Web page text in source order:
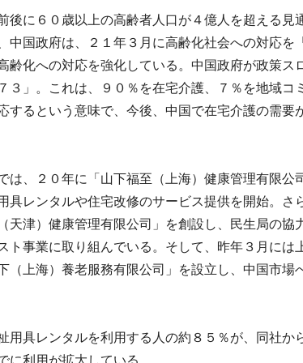
に６０歳以上の高齢者人口が４億人を超える見
中国政府は、２１年３月に高齢化社会への対応を
齢化への対応を強化している。中国政府が政策ス
３」。これは、９０％を在宅介護、７％を地域コ
するという意味で、今後、中国で在宅介護の需要
、２０年に「山下福至（上海）健康管理有限公
具レンタルや住宅改修のサービス提供を開始。さ
天津）健康管理有限公司」を創設し、民生局の協
ト事業に取り組んでいる。そして、昨年３月には
（上海）養老服務有限公司」を設立し、中国市場
具レンタルを利用する人の約８５％が、同社か